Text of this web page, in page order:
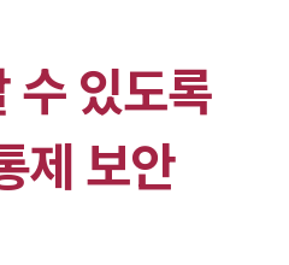
수 있도록
제 보안